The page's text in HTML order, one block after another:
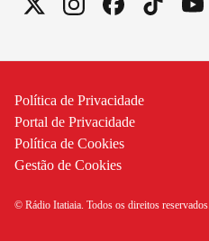
Política de Privacidade
Portal de Privacidade
Política de Cookies
Gestão de Cookies
© Rádio Itatiaia. Todos os direitos reservados.